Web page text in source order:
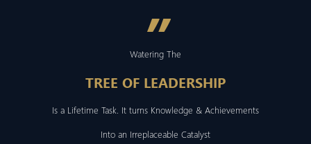
”
Watering The
TREE OF LEADERSHIP
Is a Lifetime Task. It turns Knowledge & Achievements
Into an Irreplaceable Catalyst